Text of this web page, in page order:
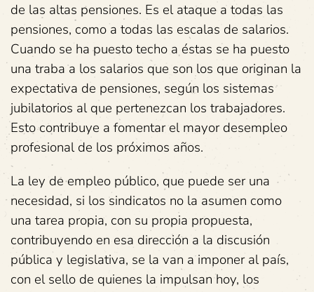
de las altas pensiones. Es el ataque a todas las
pensiones, como a todas las escalas de salarios.
Cuando se ha puesto techo a éstas se ha puesto
una traba a los salarios que son los que originan la
expectativa de pensiones, según los sistemas
jubilatorios al que pertenezcan los trabajadores.
Esto contribuye a fomentar el mayor desempleo
profesional de los próximos años.
La ley de empleo público, que puede ser una
necesidad, si los sindicatos no la asumen como
una tarea propia, con su propia propuesta,
contribuyendo en esa dirección a la discusión
pública y legislativa, se la van a imponer al país,
con el sello de quienes la impulsan hoy, los